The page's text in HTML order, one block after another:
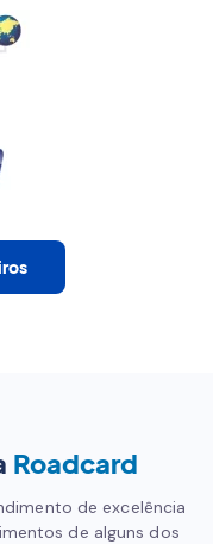
Roadcard
de excelência
de alguns dos